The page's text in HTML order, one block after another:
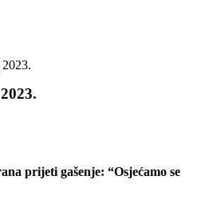
prijeti gašenje: “Osjećamo se